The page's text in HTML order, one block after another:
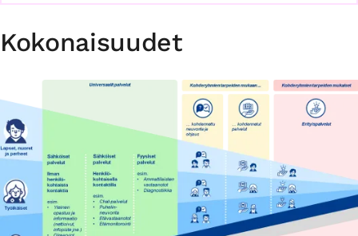
Kokonaisuudet